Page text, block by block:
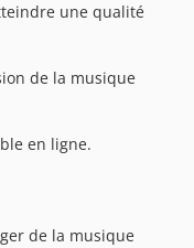
une qualité
de la musique
en ligne.
de la musique